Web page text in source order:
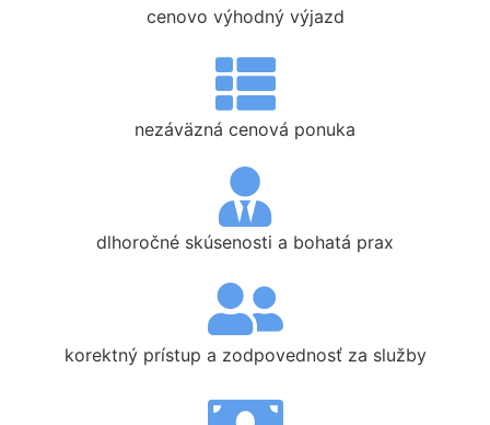
cenovo výhodný výjazd
nezáväzná cenová ponuka
dlhoročné skúsenosti a bohatá prax
korektný prístup a zodpovednosť za služby